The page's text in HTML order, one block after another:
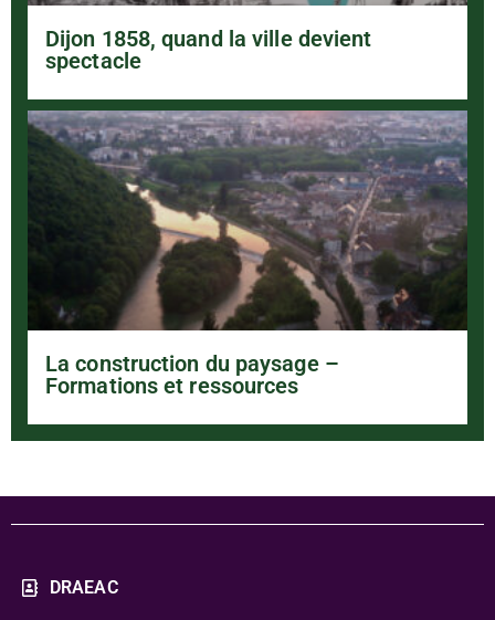
Dijon 1858, quand la ville devient
spectacle
La construction du paysage –
Formations et ressources
DRAEAC